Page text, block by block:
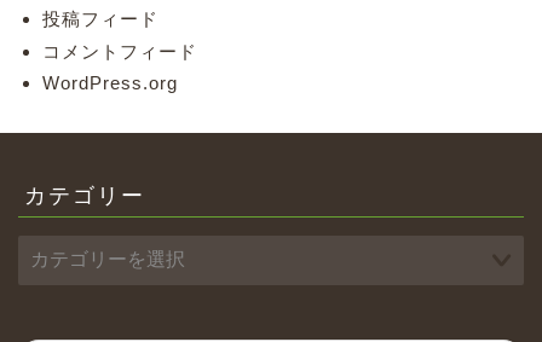
投稿フィード
コメントフィード
WordPress.org
カテゴリー